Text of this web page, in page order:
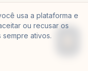
usa a plataforma e
ou recusar os
ativos.